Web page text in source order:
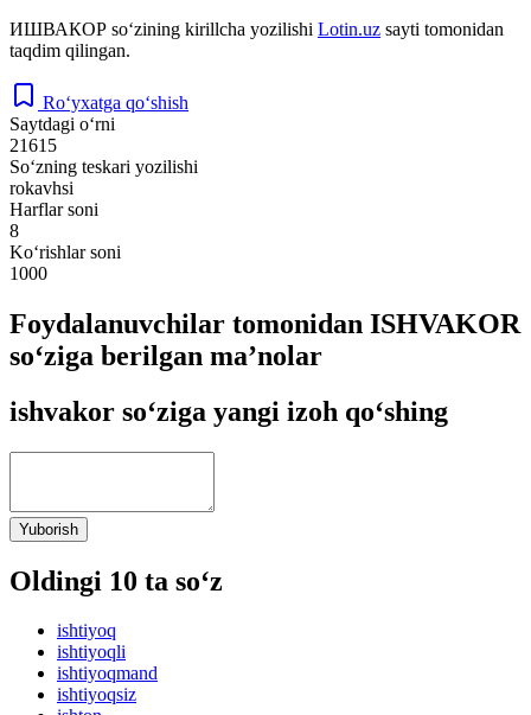
ИШВАКОР so‘zining kirillcha yozilishi Lotin.uz sayti tomonidan
taqdim qilingan.
Ro‘yxatga qo‘shish
Saytdagi o‘rni
21615
So‘zning teskari yozilishi
rokavhsi
Harflar soni
8
Ko‘rishlar soni
1000
Foydalanuvchilar tomonidan ISHVAKOR
so‘ziga berilgan ma’nolar
ishvakor so‘ziga yangi izoh qo‘shing
Yuborish
Oldingi 10 ta so‘z
ishtiyoq
ishtiyoqli
ishtiyoqmand
ishtiyoqsiz